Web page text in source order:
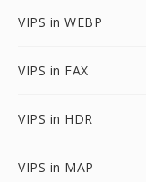
VIPS in WEBP
VIPS in FAX
VIPS in HDR
VIPS in MAP